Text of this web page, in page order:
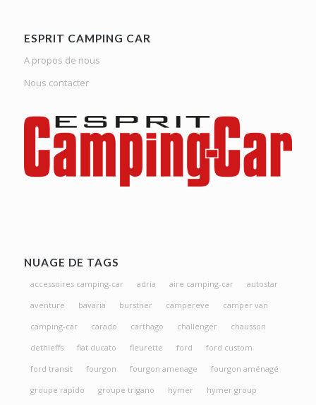
ESPRIT CAMPING CAR
A propos de nous
Nous contacter
NUAGE DE TAGS
accessoires camping-car adria aire camping-car
autostar
aventure
bavaria burstner campereve
camper van
camping-car
carado carthago challenger
chausson
dethleffs
fiat ducato fleurette ford
ford custom
ford transit
fourgon fourgon amenage
fourgon aménagé
groupe rapido
groupe trigano hymer
hymer group